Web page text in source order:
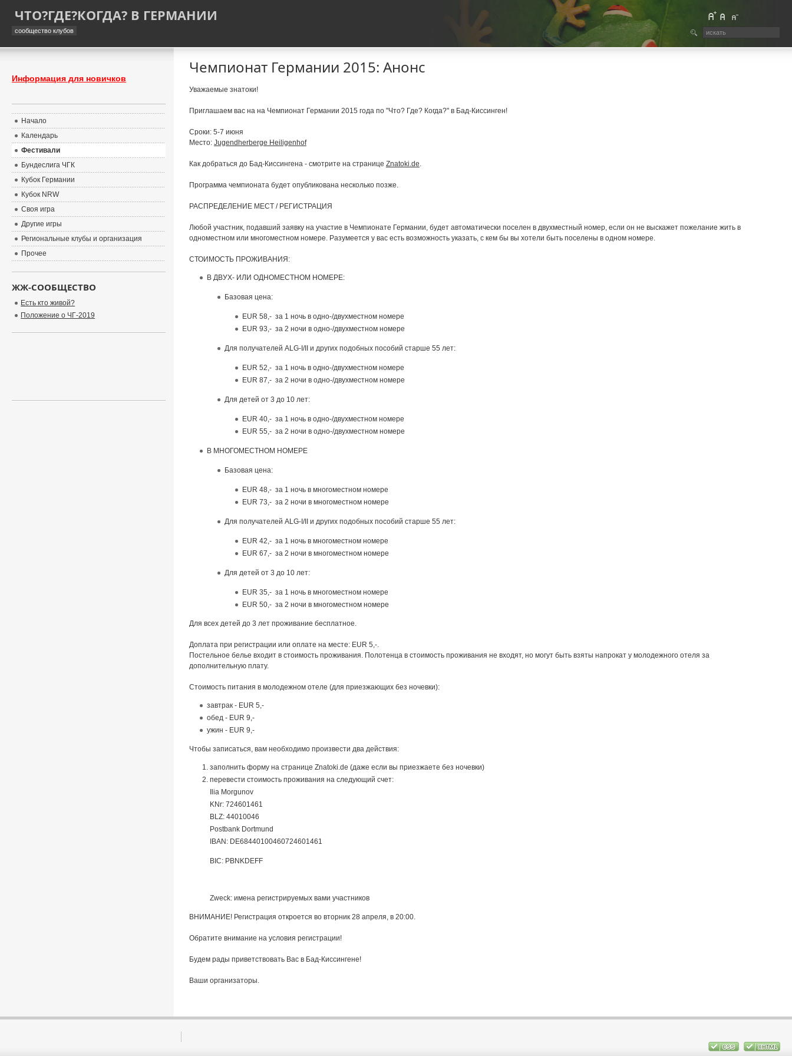
ЧТО?ГДЕ?КОГДА? В ГЕРМАНИИ
сообщество клубов
Чемпионат Германии 2015: Анонс
Уважаемые знатоки!
Приглашаем вас на на Чемпионат Германии 2015 года по "Что? Где? Когда?" в Бад-Киссинген!
Сроки: 5-7 июня
Место: Jugendherberge Heiligenhof
Как добраться до Бад-Киссингена - смотрите на странице Znatoki.de.
Программа чемпионата будет опубликована несколько позже.
РАСПРЕДЕЛЕНИЕ МЕСТ / РЕГИСТРАЦИЯ
Любой участник, подавший заявку на участие в Чемпионате Германии, будет автоматически поселен в двухместный номер, если он не выскажет пожелание жить в
одноместном или многоместном номере. Разумеется у вас есть возможность указать, с кем бы вы хотели быть поселены в одном номере.
СТОИМОСТЬ ПРОЖИВАНИЯ:
В ДВУХ- ИЛИ ОДНОМЕСТНОМ НОМЕРЕ:
Базовая цена:
EUR 58,- за 1 ночь в одно-/двухместном номере
EUR 93,- за 2 ночи в одно-/двухместном номере
Для получателей ALG-I/II и других подобных пособий старше 55 лет:
EUR 52,- за 1 ночь в одно-/двухместном номере
EUR 87,- за 2 ночи в одно-/двухместном номере
Для детей от 3 до 10 лет:
EUR 40,- за 1 ночь в одно-/двухместном номере
EUR 55,- за 2 ночи в одно-/двухместном номере
В МНОГОМЕСТНОМ НОМЕРЕ
Базовая цена:
EUR 48,- за 1 ночь в многоместном номере
EUR 73,- за 2 ночи в многоместном номере
Для получателей ALG-I/II и других подобных пособий старше 55 лет:
EUR 42,- за 1 ночь в многоместном номере
EUR 67,- за 2 ночи в многоместном номере
Для детей от 3 до 10 лет:
EUR 35,- за 1 ночь в многоместном номере
EUR 50,- за 2 ночи в многоместном номере
Для всех детей до 3 лет проживание бесплатное.
Доплата при регистрации или оплате на месте: EUR 5,-.
Постельное белье входит в стоимость проживания. Полотенца в стоимость проживания не входят, но могут быть взяты напрокат у молодежного отеля за
дополнительную плату.
Стоимость питания в молодежном отеле (для приезжающих без ночевки):
завтрак - EUR 5,-
обед - EUR 9,-
ужин - EUR 9,-
Чтобы записаться, вам необходимо произвести два действия:
заполнить форму на странице Znatoki.de (даже если вы приезжаете без ночевки)
перевести стоимость проживания на следующий счет:
Ilia Morgunov
KNr: 724601461
BLZ: 44010046
Postbank Dortmund
IBAN: DE68440100460724601461
BIC: PBNKDEFF
Zweck: имена регистрируемых вами участников
ВНИМАНИЕ! Регистрация откроется во вторник 28 апреля, в 20:00.
Обратите внимание на условия регистрации!
Будем рады приветствовать Вас в Бад-Киссингене!
Ваши организаторы.
Информация для новичков
Начало
Календарь
Фестивали
Бундеслига ЧГК
Кубок Германии
Кубок NRW
Своя игра
Другие игры
Региональные клубы и организация
Прочее
ЖЖ-СООБЩЕСТВО
Есть кто живой?
Положение о ЧГ-2019